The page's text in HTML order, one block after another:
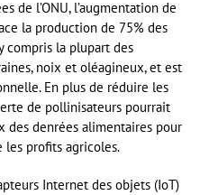
de l’ONU, l’augmentation de
la production de 75% des
compris la plupart des
noix et oléagineux, et est
En plus de réduire les
de pollinisateurs pourrait
des denrées alimentaires pour
les profits agricoles.
Internet des objets (IoT)